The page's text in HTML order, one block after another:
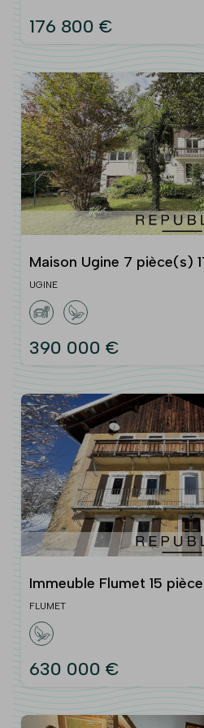
176 800 €
Maison Ugine 7 pièce(s)
UGINE
390 000 €
Immeuble Flumet 15
FLUMET
630 000 €